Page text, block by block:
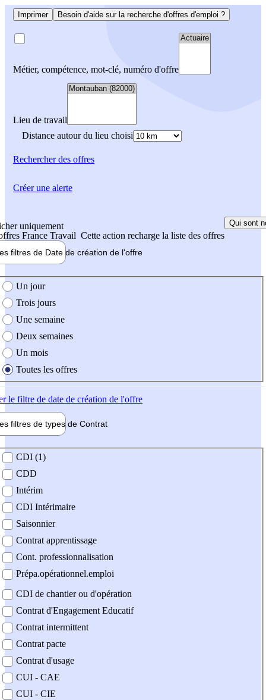
Imprimer Besoin d'aide sur la recherche d'offres d'emploi ?
Métier, compétence, mot-clé, numéro d'offre
Lieu de travail
Distance autour du lieu choisi
Rechercherdes offres
uniquement
France Travail Cette action recharge la liste des offres
Qui sont
filtres de Date de création de l'offre
création de l'offre
Un jour
Trois jours
Une semaine
Deux semaines
Un mois
Toutes les offres
le filtre de date de création de l'offre
filtres de types de Contrat
contrat
CDI (1)
CDD
Intérim
CDI Intérimaire
Saisonnier
Contrat apprentissage
Cont. professionnalisation
Prépa.opérationnel.emploi
CDI de chantier ou d'opération
Contrat d'Engagement Educatif
Contrat intermittent
Contrat pacte
Contrat d'usage
CUI - CAE
CUI - CIE
Créer une alerte